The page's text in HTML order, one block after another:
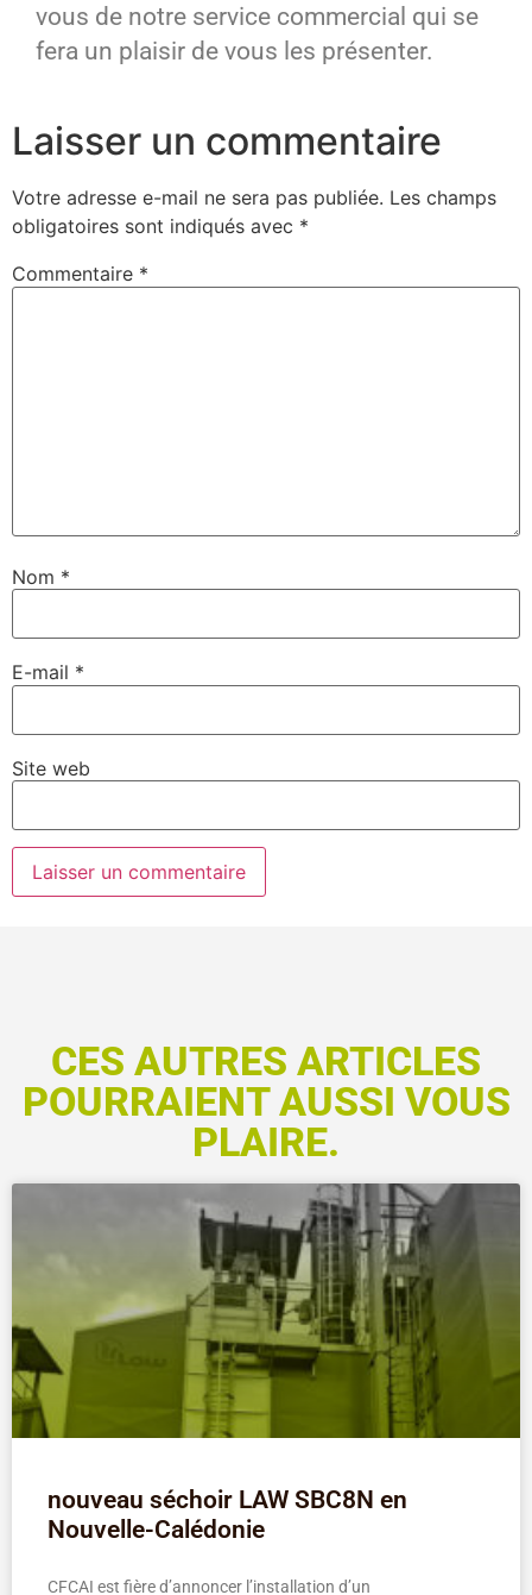
vous de notre service commercial qui se
fera un plaisir de vous les présenter.
Laisser un commentaire
Votre adresse e-mail ne sera pas publiée. Les champs
obligatoires sont indiqués avec *
Commentaire *
Nom *
E-mail *
Site web
CES AUTRES ARTICLES
POURRAIENT AUSSI VOUS
PLAIRE.
nouveau séchoir LAW SBC8N en
Nouvelle-Calédonie
CFCAI est fière d’annoncer l’installation d’un